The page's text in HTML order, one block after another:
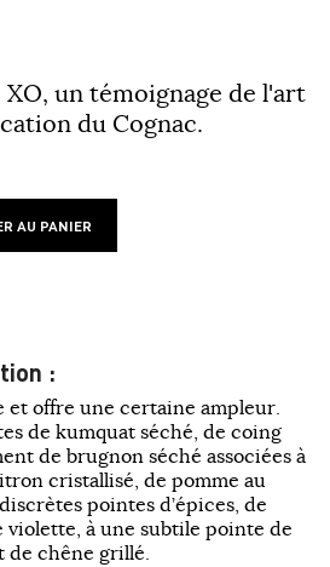
, un témoignage de l'art
du Cognac.
AU PANIER
:
et offre une certaine ampleur.
de kumquat séché, de coing
de brugnon séché associées à
cristallisé, de pomme au
pointes d’épices, de
violette, à une subtile pointe de
de chêne grillé.